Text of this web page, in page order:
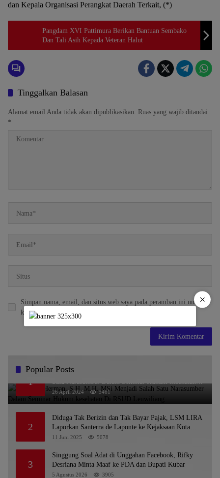
dan Kepala Organisasi Perangkat Daerah Terkait, (*)
Pangdam XVI Pattimura Berikan Bantuan Sembako
Dan Tali Asih Kepada Veteran Halut
Tinggalkan Balasan
Alamat email Anda tidak akan dipublikasikan. Ruas yang wajib ditandai
*
Simpan nama, email, dan situs web saya pada peramban ini untuk
komentar saya berikutnya.
Popular Posts
1
Dr. KMS Herman, S.H.,M.H.,MSi Menjadi Salah
Satu Narasumber Dalam Seminar Hukum kesehatan
Di RSUD Leuwiliang
26 April 2024 5461
2
Diduga Tak Berizin dan Tak Bayar Pajak, LSM LIRA
Laporkan Santerra de Laponte ke Kejaksaan Kota
Batu
11 Juni 2025 5078
3
Singgung Soal Adat di Unggahan Facebook, Rifky
Desriana Minta Maaf ke PDA dan Bupati Kubar
5 Agustus 2026 3905
×